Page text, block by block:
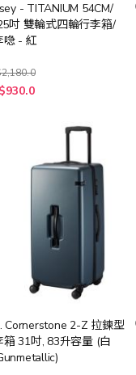
- TITANIUM 54CM/
吋 雙輪式四輪行李箱/
喼 - 紅
Cornerstone 2-Z 拉鍊型
箱 31吋, 83升容量 (白